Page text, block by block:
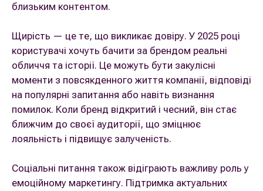
близьким контентом.
Щирість — це те, що викликає довіру. У 2025 році
користувачі хочуть бачити за брендом реальні
обличчя та історії. Це можуть бути закулісні
моменти з повсякденного життя компанії, відповіді
на популярні запитання або навіть визнання
помилок. Коли бренд відкритий і чесний, він стає
ближчим до своєї аудиторії, що зміцнює
лояльність і підвищує залученість.
Соціальні питання також відіграють важливу роль у
емоційному маркетингу. Підтримка актуальних